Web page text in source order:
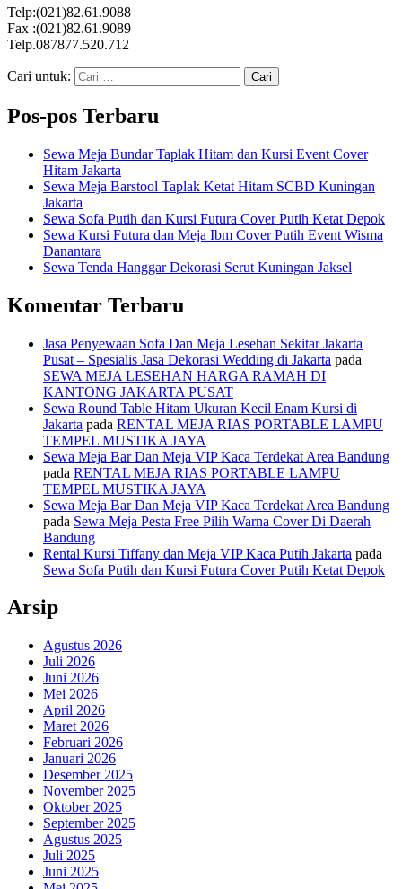
Telp:(021)82.61.9088
Fax :(021)82.61.9089
Telp.087877.520.712
Cari untuk:
Pos-pos Terbaru
Sewa Meja Bundar Taplak Hitam dan Kursi Event Cover
Hitam Jakarta
Sewa Meja Barstool Taplak Ketat Hitam SCBD Kuningan
Jakarta
Sewa Sofa Putih dan Kursi Futura Cover Putih Ketat Depok
Sewa Kursi Futura dan Meja Ibm Cover Putih Event Wisma
Danantara
Sewa Tenda Hanggar Dekorasi Serut Kuningan Jaksel
Komentar Terbaru
Jasa Penyewaan Sofa Dan Meja Lesehan Sekitar Jakarta
Pusat – Spesialis Jasa Dekorasi Wedding di Jakarta pada
SEWA MEJA LESEHAN HARGA RAMAH DI
KANTONG JAKARTA PUSAT
Sewa Round Table Hitam Ukuran Kecil Enam Kursi di
Jakarta pada RENTAL MEJA RIAS PORTABLE LAMPU
TEMPEL MUSTIKA JAYA
Sewa Meja Bar Dan Meja VIP Kaca Terdekat Area Bandung
pada RENTAL MEJA RIAS PORTABLE LAMPU
TEMPEL MUSTIKA JAYA
Sewa Meja Bar Dan Meja VIP Kaca Terdekat Area Bandung
pada Sewa Meja Pesta Free Pilih Warna Cover Di Daerah
Bandung
Rental Kursi Tiffany dan Meja VIP Kaca Putih Jakarta pada
Sewa Sofa Putih dan Kursi Futura Cover Putih Ketat Depok
Arsip
Agustus 2026
Juli 2026
Juni 2026
Mei 2026
April 2026
Maret 2026
Februari 2026
Januari 2026
Desember 2025
November 2025
Oktober 2025
September 2025
Agustus 2025
Juli 2025
Juni 2025